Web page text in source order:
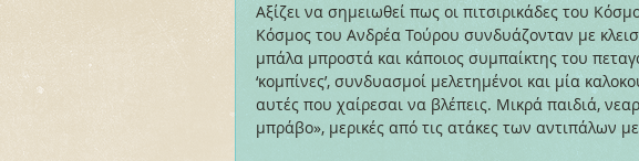
Αξίζει να σημειωθεί πως οι πιτσιρικάδες του
Κόσμος του Ανδρέα Τούρου συνδυάζονταν με
μπάλα μπροστά και κάποιος συμπαίκτης του
‘κομπίνες’, συνδυασμοί μελετημένοι και μία
αυτές που χαίρεσαι να βλέπεις. Μικρά παιδιά,
μπράβο», μερικές από τις ατάκες των αντιπάλων